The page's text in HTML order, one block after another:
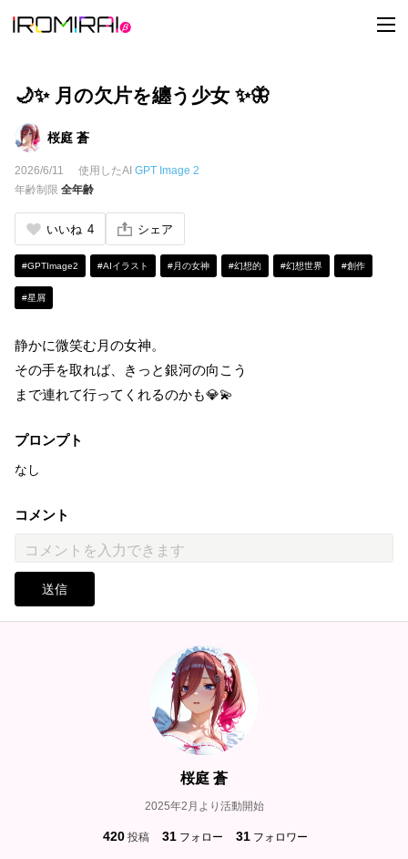
t
o
🌙✨ 月の欠片を纏う少女 ✨🦋
桜庭 蒼
2026/6/11 使用したAI GPT Image 2
年齢制限 全年齢
いいね 4 シェア
#GPTImage2 #AIイラスト #月の女神 #幻想的 #幻想世界 #創作
#星屑
静かに微笑む月の女神。
その手を取れば、きっと銀河の向こう
まで連れて行ってくれるのかも💎💫
プロンプト
なし
コメント
送信
桜庭 蒼
2025年2月より活動開始
420 投稿 31 フォロー 31 フォロワー